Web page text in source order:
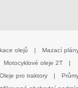
olejů | Mazací
Motocyklové oleje 2T
|
Oleje pro traktory |